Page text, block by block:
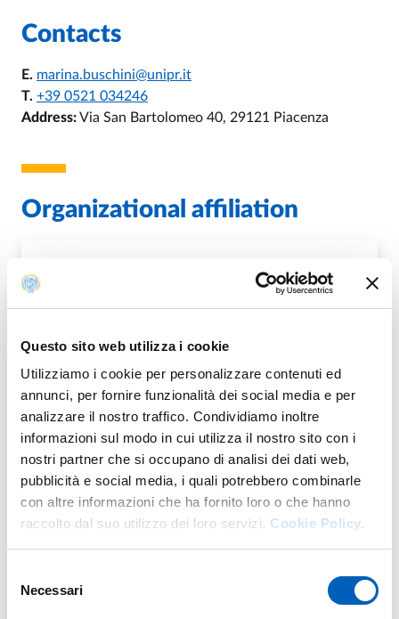
Questo sito web utilizza i cookie
Utilizziamo i cookie per personalizzare contenuti ed
annunci, per fornire funzionalità dei social media e per
analizzare il nostro traffico. Condividiamo inoltre
informazioni sul modo in cui utilizza il nostro sito con i
nostri partner che si occupano di analisi dei dati web,
pubblicità e social media, i quali potrebbero combinarle
con altre informazioni che ha fornito loro o che hanno
raccolto dal suo utilizzo dei loro servizi. Cookie Policy.
delNecessari
Contacts
E. marina.buschini@unipr.it
T. +39 0521 034246
Address:Via San Bartolomeo 40, 29121 Piacenza
Organizational affiliation
GO TO DESCRIPTIONDI U.O. CAMPUS DI PIACENZA
More facility staff at this address
Personale tecnico amministrativo